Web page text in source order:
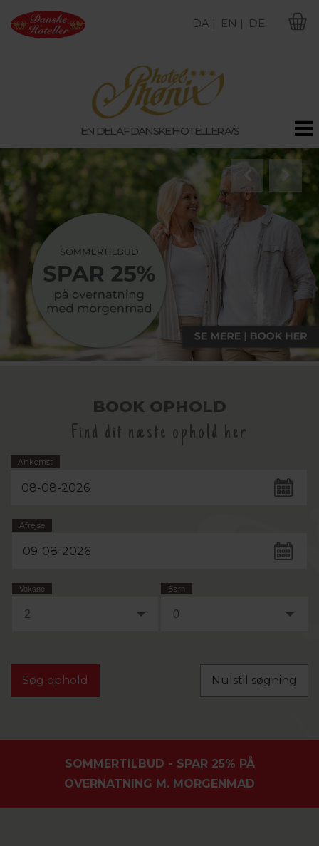
EN DEL AF DANSKE HOTELLER A/S
DA | EN | DE
BOOK OPHOLD
Find dit næste ophold her
Ankomst
Afrejse
Voksne
2
Børn
0
Nulstil søgning
SOMMERTILBUD - SPAR 25% PÅ
OVERNATNING M. MORGENMAD